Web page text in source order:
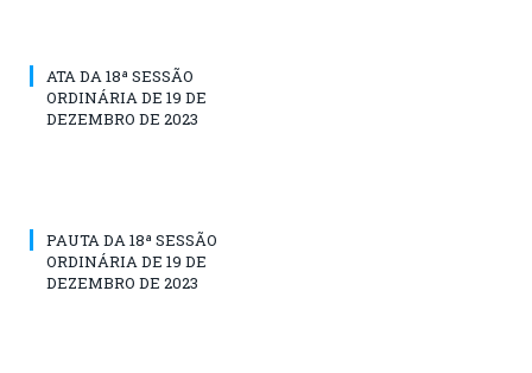
ATA DA 18ª SESSÃO
ORDINÁRIA DE 19 DE
DEZEMBRO DE 2023
PAUTA DA 18ª SESSÃO
ORDINÁRIA DE 19 DE
DEZEMBRO DE 2023